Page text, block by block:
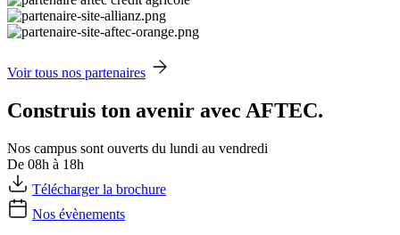
Voir tous nos partenaires
Construis ton avenir avec AFTEC.
Nos campus sont ouverts du lundi au vendredi
De 08h à 18h
Télécharger la brochure
Nos évènements